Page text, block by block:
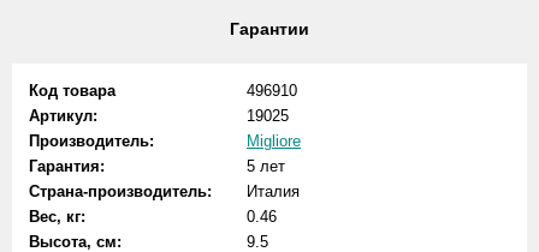
Гарантии
Код товара
496910
Артикул:
19025
Производитель:
Migliore
Гарантия:
5 лет
Страна-производитель:
Италия
Вес, кг:
0.46
Высота, см:
9.5